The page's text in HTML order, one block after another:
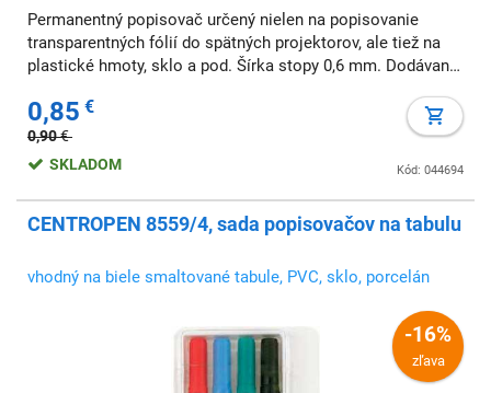
Permanentný popisovač určený nielen na popisovanie
transparentných fólií do spätných projektorov, ale tiež na
plastické hmoty, sklo a pod. Šírka stopy 0,6 mm. Dodávaný
jednej farbe. Farba: červená Šír
0,85 €
0,90€
Kód: 044694
SKLADOM
CENTROPEN 8559/4, sada popisovačov na tabulu
vhodný na biele smaltované tabule, PVC, sklo, porcelán
-16%
zľava